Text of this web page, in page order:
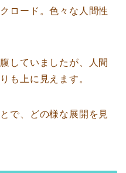
ロード。色々な人間性
していましたが、人間
も上に見えます。
で、どの様な展開を見